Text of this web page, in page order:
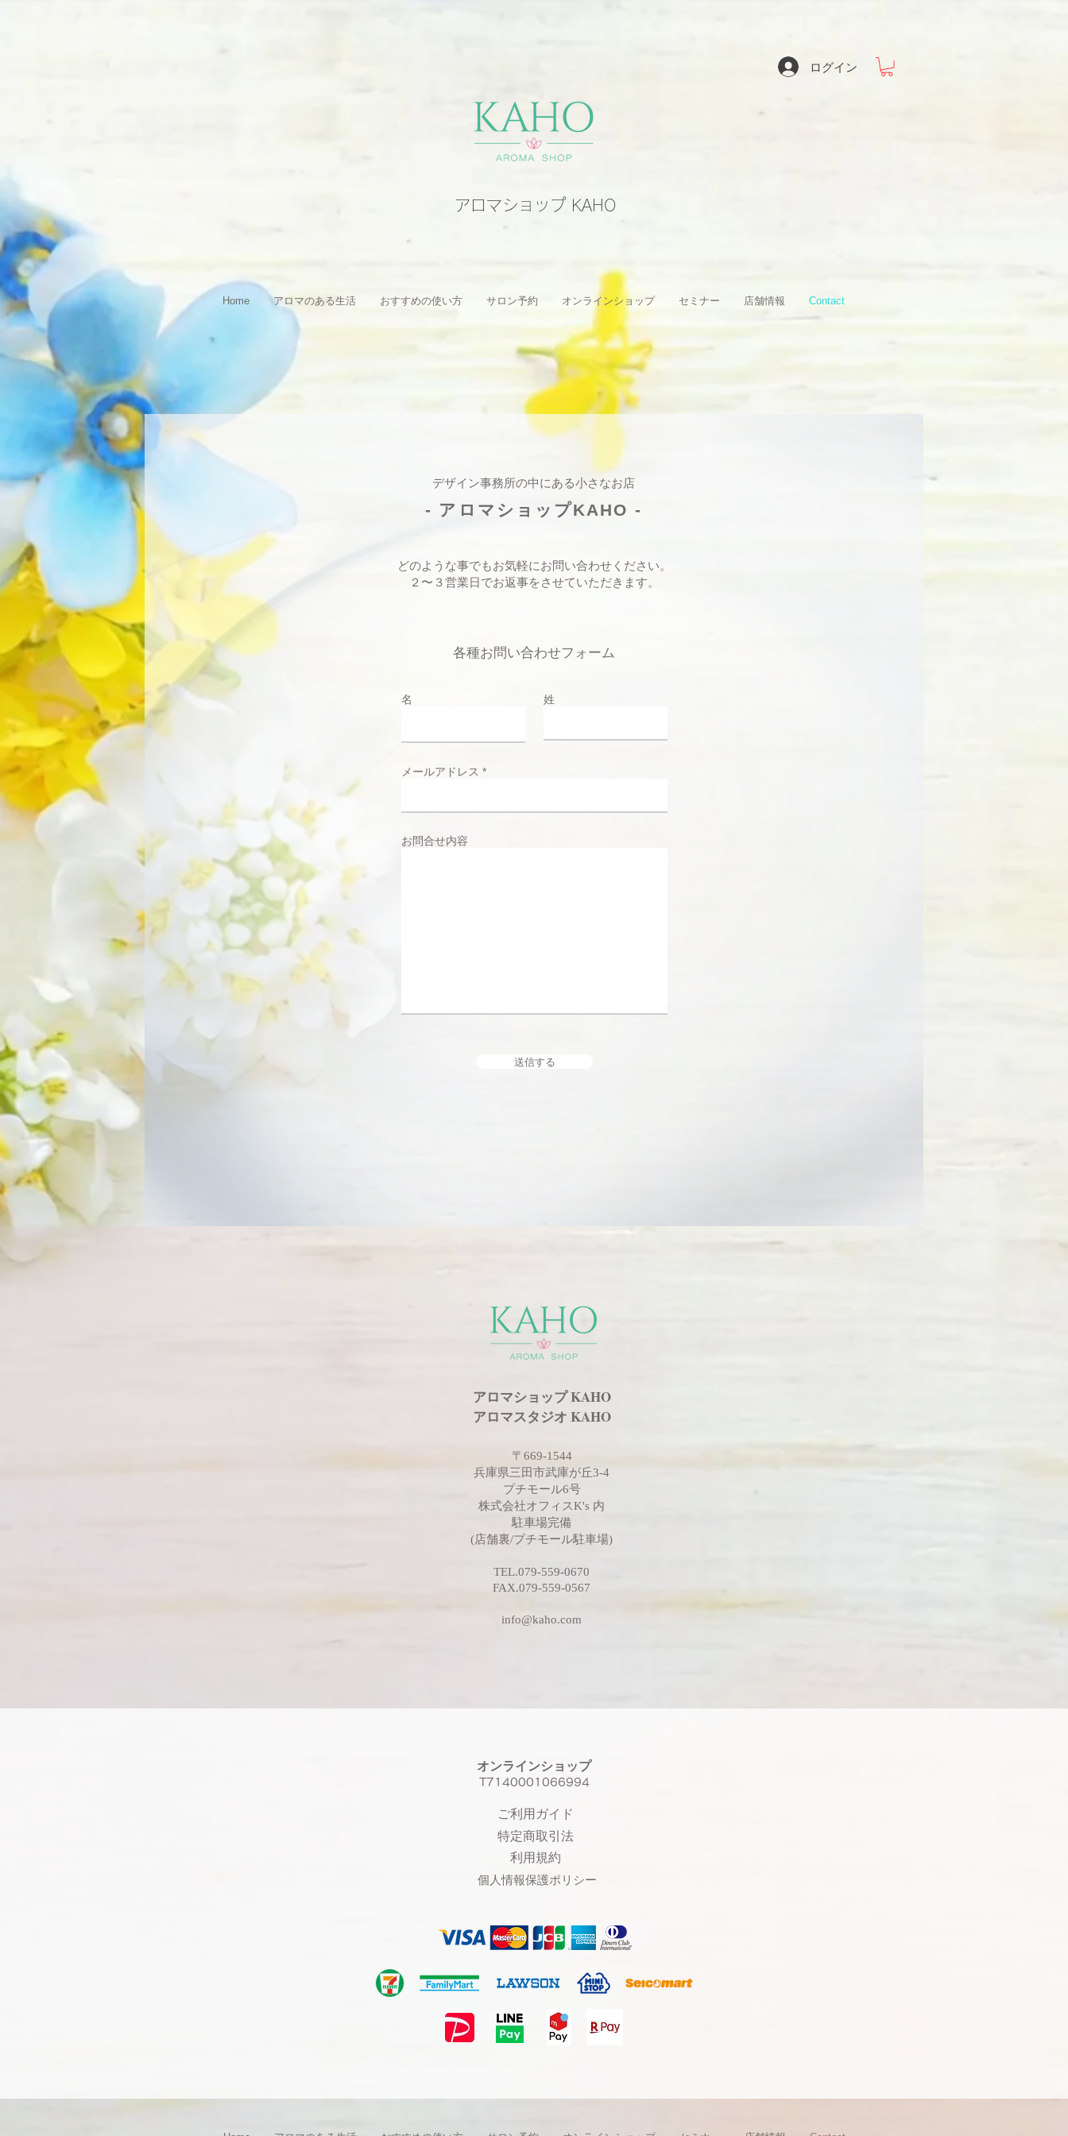
ログイン
アロマショップ KAHO
Home アロマのある生活 おすすめの使い方 サロン予約 オンラインショップ セミナー 店舗情報 Contact
デザイン事務所の中にある小さなお店
- アロマショップKAHO -
どのような事でもお気軽にお問い合わせください。
​２〜３営業日でお返事をさせていただきます。
各種お問い合わせフォーム
名 姓
メールアドレス
お問合せ内容
送信する
アロマショップ KAHO
​アロマスタジオ KAHO
〒669-1544
​兵庫県三田市武庫が丘3-4
​プチモール6号
​株式会社オフィスK's 内
駐車場完備
(店舗裏/プチモール駐車場)
TEL.079-559-0670
FAX.079-559-0567
info@kaho.com
オンラインショップ
T7140001066994
ご利用ガイド
特定商取引法
利用規約
個人情報保護ポリシー